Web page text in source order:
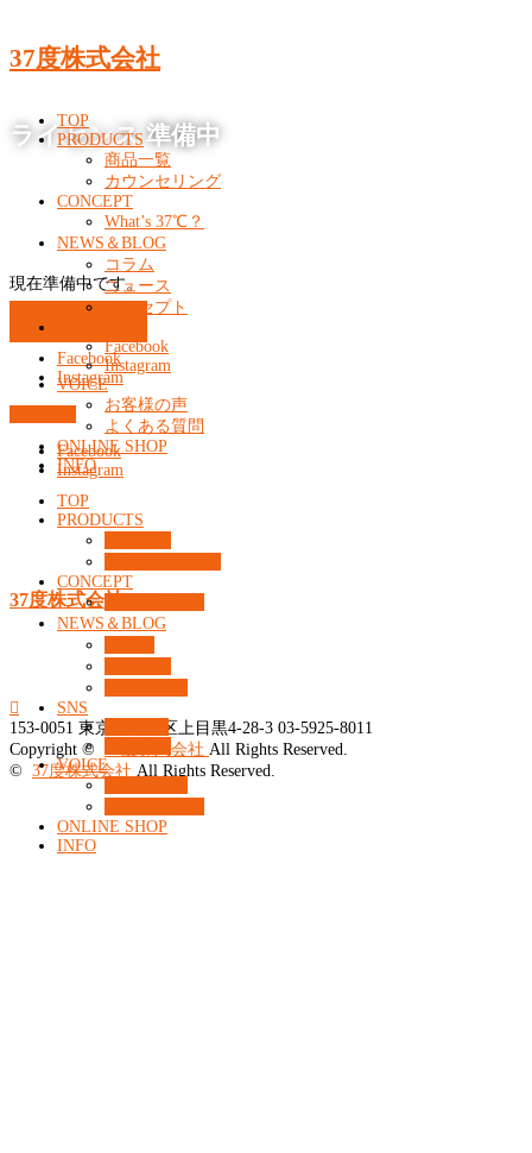
37度株式会社
TOP
PRODUCTS
商品一覧
カウンセリング
CONCEPT
What’s 37℃？
NEWS＆BLOG
コラム
ニュース
コンセプト
Facebook
Instagram
VOICE
お客様の声
よくある質問
ONLINE SHOP
INFO
TOP
PRODUCTS
CONCEPT
NEWS＆BLOG
SNS
VOICE
ONLINE SHOP
INFO
ライセンス 準備中
現在準備中です。
Facebook
Instagram
Facebook
Instagram
37度株式会社

153-0051 東京都目黒区上目黒4-28-3 03-5925-8011
Copyright ©
37度株式会社 All Rights Reserved.
© 37度株式会社 All Rights Reserved.